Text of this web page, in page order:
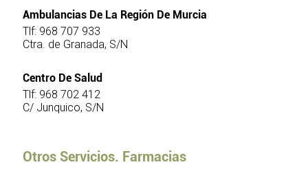
Ambulancias De La Región De Murcia
Tlf: 968 707 933
Ctra. de Granada, S/N
Centro De Salud
Tlf: 968 702 412
C/ Junquico, S/N
Otros Servicios. Farmacias